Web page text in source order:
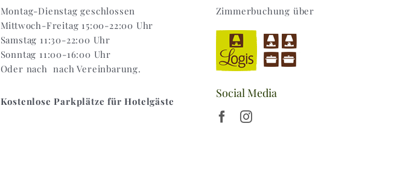
Montag-Dienstag geschlossen
Mittwoch-Freitag 15:00-22:00 Uhr
Samstag 11:30-22:00 Uhr
Sonntag 11:00-16:00 Uhr
Oder nach nach Vereinbarung.
Kostenlose Parkplätze für Hotelgäste
Zimmerbuchung über
Social Media